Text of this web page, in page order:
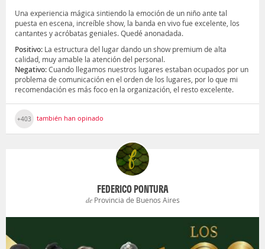
Una experiencia mágica sintiendo la emoción de un niño ante tal
puesta en escena, increíble show, la banda en vivo fue excelente, los
cantantes y acróbatas geniales. Quedé anonadada.
Positivo: La estructura del lugar dando un show premium de alta
calidad, muy amable la atención del personal.
Negativo:Cuando llegamos nuestros lugares estaban ocupados por un
problema de comunicación en el orden de los lugares, por lo que mi
recomendación es más foco en la organización, el resto excelente.
+403 también han opinado
FEDERICO PONTURA
deProvincia de Buenos Aires